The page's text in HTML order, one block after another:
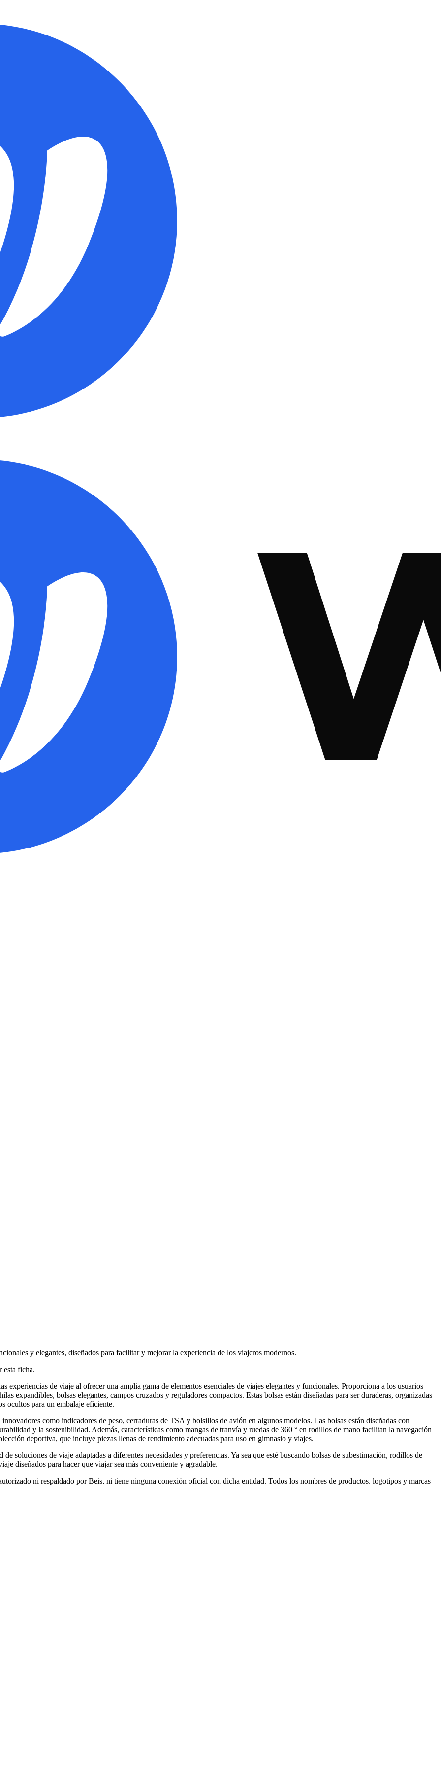
y elegantes, diseñados para facilitar y mejorar la experiencia de los viajeros modernos.
esta ficha.
experiencias de viaje al ofrecer una amplia gama de elementos esenciales de viajes elegantes y funcionales. Proporciona a los usuarios
expandibles, bolsas elegantes, campos cruzados y reguladores compactos. Estas bolsas están diseñadas para ser duraderas, organizadas
ocultos para un embalaje eficiente.
como indicadores de peso, cerraduras de TSA y bolsillos de avión en algunos modelos. Las bolsas están diseñadas con
y la sostenibilidad. Además, características como mangas de tranvía y ruedas de 360 ​​° en rodillos de mano facilitan la navegación
deportiva, que incluye piezas llenas de rendimiento adecuadas para uso en gimnasio y viajes.
soluciones de viaje adaptadas a diferentes necesidades y preferencias. Ya sea que esté buscando bolsas de subestimación, rodillos de
diseñados para hacer que viajar sea más conveniente y agradable.
ni respaldado por Beis, ni tiene ninguna conexión oficial con dicha entidad. Todos los nombres de productos, logotipos y marcas